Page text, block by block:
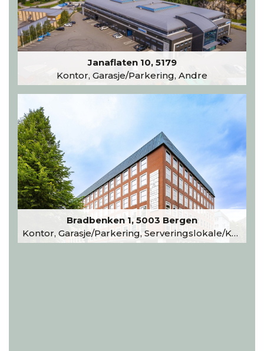
Janaflaten 10, 5179
Kontor, Garasje/Parkering, Andre
Bradbenken 1, 5003 Bergen
Kontor, Garasje/Parkering, Serveringslokale/Kantine, Undervisning/Arrangement